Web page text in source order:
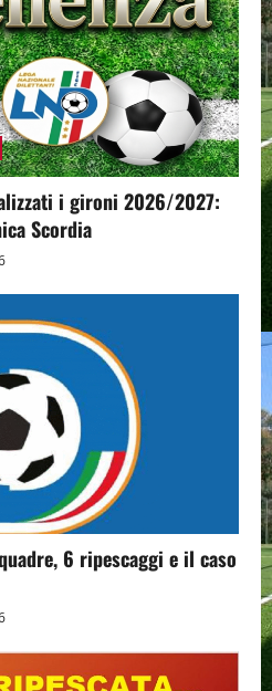
i gironi 2026/2027:
Scordia
6 ripescaggi e il caso